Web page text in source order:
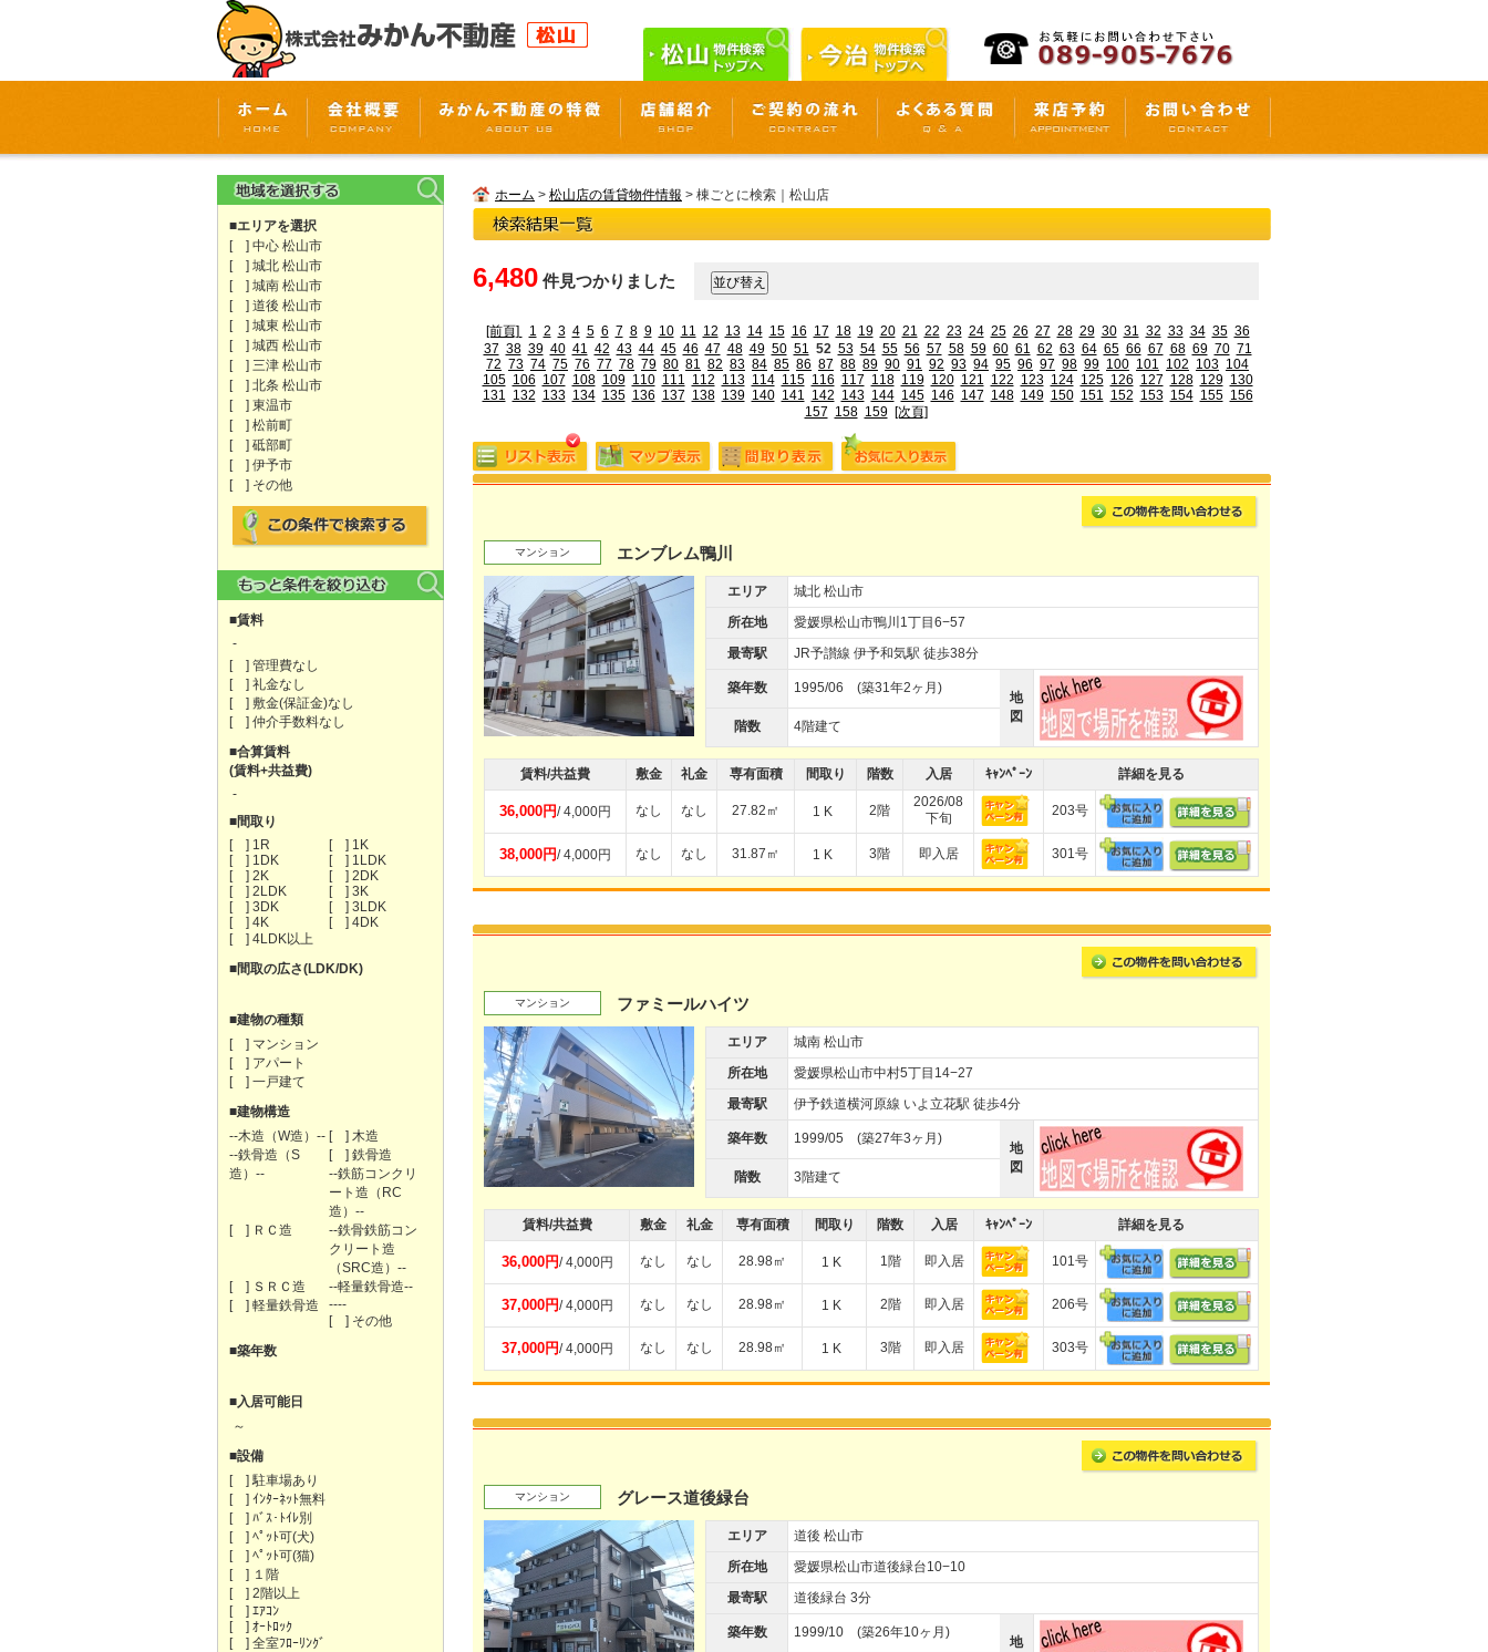
■エリアを選択
[ ] 中心 松山市
[ ] 城北 松山市
[ ] 城南 松山市
[ ] 道後 松山市
[ ] 城東 松山市
[ ] 城西 松山市
[ ] 三津 松山市
[ ] 北条 松山市
[ ] 東温市
[ ] 松前町
[ ] 砥部町
[ ] 伊予市
[ ] その他
■賃料
-
[ ] 管理費なし
[ ] 礼金なし
[ ] 敷金(保証金)なし
[ ] 仲介手数料なし
■合算賃料
(賃料+共益費)
-
■間取り
[ ] 1R
[ ] 1K
[ ] 1DK
[ ] 1LDK
[ ] 2K
[ ] 2DK
[ ] 2LDK
[ ] 3K
[ ] 3DK
[ ] 3LDK
[ ] 4K
[ ] 4DK
[ ] 4LDK以上
■間取の広さ(LDK/DK)
■建物の種類
[ ] マンション
[ ] アパート
[ ] 一戸建て
■建物構造
--木造（W造）-- [ ] 木造
--鉄骨造（S
造）--
[ ] 鉄骨造
--鉄筋コンクリ
ート造（RC
造）--
[ ] ＲＣ造
--鉄骨鉄筋コン
クリート造
（SRC造）--
[ ] ＳＲＣ造
--軽量鉄骨造--
[ ] 軽量鉄骨造
----
[ ] その他
■築年数
■入居可能日
～
■設備
[ ] 駐車場あり
[ ] ｲﾝﾀｰﾈｯﾄ無料
[ ] ﾊﾞｽ･ﾄｲﾚ別
[ ] ﾍﾟｯﾄ可(犬)
[ ] ﾍﾟｯﾄ可(猫)
[ ] １階
[ ] 2階以上
[ ] ｴｱｺﾝ
[ ] ｵｰﾄﾛｯｸ
[ ] 全室ﾌﾛｰﾘﾝｸﾞ
ホーム > 松山店の賃貸物件情報 > 棟ごとに検索｜松山店
6,480 件見つかりました
[前頁] 1 2 3 4 5 6 7 8 9 10 11 12 13 14 15 16 17 18 19 20 21 22 23 24 25 26 27 28 29 30 31 32 33 34 35 36
37 38 39 40 41 42 43 44 45 46 47 48 49 50 51 52 53 54 55 56 57 58 59 60 61 62 63 64 65 66 67 68 69 70 71
72 73 74 75 76 77 78 79 80 81 82 83 84 85 86 87 88 89 90 91 92 93 94 95 96 97 98 99 100 101 102 103 104
105 106 107 108 109 110 111 112 113 114 115 116 117 118 119 120 121 122 123 124 125 126 127 128 129 130
131 132 133 134 135 136 137 138 139 140 141 142 143 144 145 146 147 148 149 150 151 152 153 154 155 156
157 158 159 [次頁]
マンション エンブレム鴨川
エリア
城北 松山市
所在地
愛媛県松山市鴨川1丁目6−57
最寄駅
JR予讃線 伊予和気駅 徒歩38分
築年数 1995/06 (築31年2ヶ月)
地
図
階数 4階建て
賃料/共益費 敷金 礼金 専有面積 間取り 階数 入居 ｷｬﾝﾍﾟｰﾝ 詳細を見る
36,000円/ 4,000円 なし なし 27.82㎡ 1 K 2階
2026/08
下旬
203号
38,000円/ 4,000円 なし なし 31.87㎡ 1 K 3階 即入居 301号
マンション ファミールハイツ
エリア
城南 松山市
所在地
愛媛県松山市中村5丁目14−27
最寄駅
伊予鉄道横河原線 いよ立花駅 徒歩4分
築年数 1999/05 (築27年3ヶ月)
地
図
階数 3階建て
賃料/共益費 敷金 礼金 専有面積 間取り 階数 入居 ｷｬﾝﾍﾟｰﾝ 詳細を見る
36,000円/ 4,000円 なし なし 28.98㎡ 1 K 1階 即入居 101号
37,000円/ 4,000円 なし なし 28.98㎡ 1 K 2階 即入居 206号
37,000円/ 4,000円 なし なし 28.98㎡ 1 K 3階 即入居 303号
マンション グレース道後緑台
エリア
道後 松山市
所在地
愛媛県松山市道後緑台10−10
最寄駅
道後緑台 3分
築年数 1999/10 (築26年10ヶ月)
地